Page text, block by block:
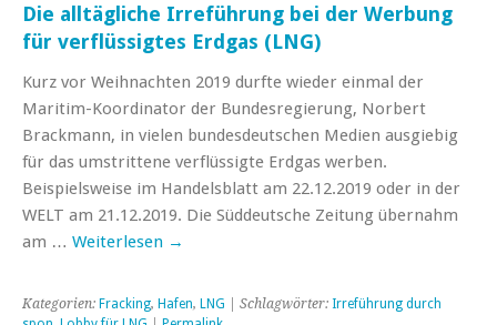
Die alltägliche Irreführung bei der Werbung
für verflüssigtes Erdgas (LNG)
Kurz vor Weihnachten 2019 durfte wieder einmal der
Maritim-Koordinator der Bundesregierung, Norbert
Brackmann, in vielen bundesdeutschen Medien ausgiebig
für das umstrittene verflüssigte Erdgas werben.
Beispielsweise im Handelsblatt am 22.12.2019 oder in der
WELT am 21.12.2019. Die Süddeutsche Zeitung übernahm
am … Weiterlesen →
Kategorien: Fracking, Hafen, LNG | Schlagwörter: Irreführung durch